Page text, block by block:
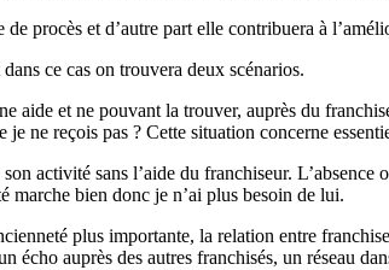
procès et d’autre part elle contribuera à
ce cas on trouvera deux scénarios.
aide et ne pouvant la trouver, auprès du
ne reçois pas ? Cette situation concerne
activité sans l’aide du franchiseur.
marche bien donc je n’ai plus besoin de lui.
plus importante, la relation entre
auprès des autres franchisés, un réseau